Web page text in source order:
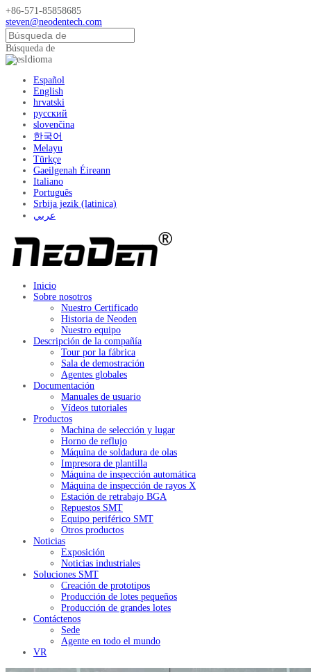
+86-571-85858685
steven@neodentech.com
Búsqueda de
Idioma
Español
English
hrvatski
русский
slovenčina
한국어
Melayu
Türkçe
Gaeilgenah Éireann
Italiano
Português
Srbija jezik (latinica)
عربي
Inicio
Sobre nosotros
Nuestro Certificado
Historia de Neoden
Nuestro equipo
Descripción de la compañía
Tour por la fábrica
Sala de demostración
Agentes globales
Documentación
Manuales de usuario
Vídeos tutoriales
Productos
Machina de selección y lugar
Horno de reflujo
Máquina de soldadura de olas
Impresora de plantilla
Máquina de inspección automática
Máquina de inspección de rayos X
Estación de retrabajo BGA
Repuestos SMT
Equipo periférico SMT
Otros productos
Noticias
Exposición
Noticias industriales
Soluciones SMT
Creación de prototipos
Producción de lotes pequeños
Producción de grandes lotes
Contáctenos
Sede
Agente en todo el mundo
VR